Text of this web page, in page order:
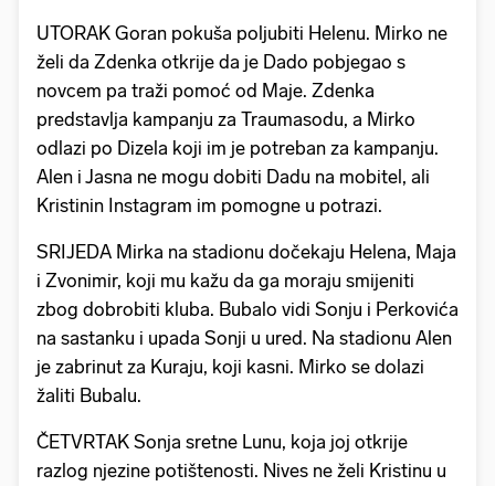
UTORAK Goran pokuša poljubiti Helenu. Mirko ne
želi da Zdenka otkrije da je Dado pobjegao s
novcem pa traži pomoć od Maje. Zdenka
predstavlja kampanju za Traumasodu, a Mirko
odlazi po Dizela koji im je potreban za kampanju.
Alen i Jasna ne mogu dobiti Dadu na mobitel, ali
Kristinin Instagram im pomogne u potrazi.
SRIJEDA Mirka na stadionu dočekaju Helena, Maja
i Zvonimir, koji mu kažu da ga moraju smijeniti
zbog dobrobiti kluba. Bubalo vidi Sonju i Perkovića
na sastanku i upada Sonji u ured. Na stadionu Alen
je zabrinut za Kuraju, koji kasni. Mirko se dolazi
žaliti Bubalu.
ČETVRTAK Sonja sretne Lunu, koja joj otkrije
razlog njezine potištenosti. Nives ne želi Kristinu u